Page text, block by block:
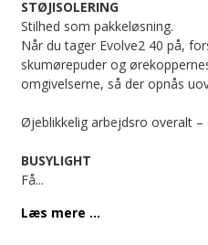
STØJISOLERING
Stilhed som pakkeløsning.
Når du tager Evolve2 40 på,
skumørepuder og
omgivelserne, så der opnås
Øjeblikkelig arbejdsro overalt –
BUSYLIGHT
Få...
Læs mere ...